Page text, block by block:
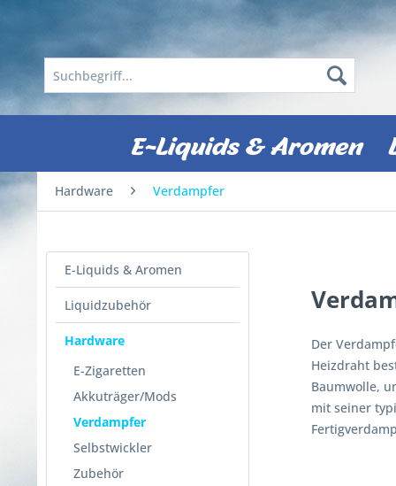
E-Liquids & Aromen
Hardware Verdampfer
E-Liquids & Aromen
Liquidzubehör
Hardware
E-Zigaretten
Akkuträger/Mods
Verdampfer
Selbstwickler
Zubehör
Der
Heizdraht
Baumwolle,
mit seiner